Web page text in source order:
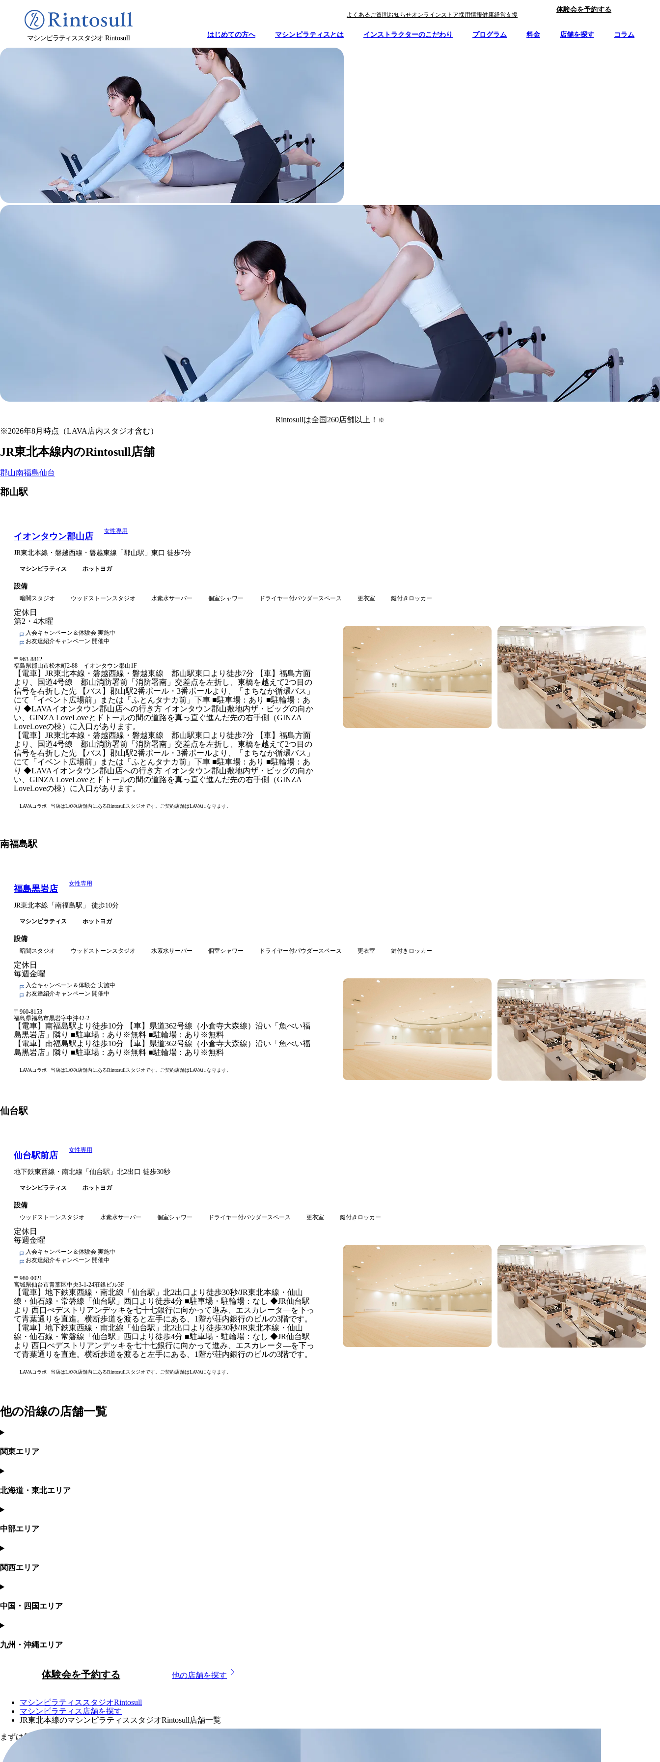
マシンピラティススタジオRintosull
よくあるご質問お知らせオンラインストア採用情報健康経営支援
体験会を予約する
はじめての方へ マシンピラティスとは インストラクターのこだわり プログラム 料金 店舗を探す コラム
マシンピラティス
Rintosull店舗一覧
Rintosullは全国260店舗以上！ ※
※2026年8月時点（LAVA店内スタジオ含む）
JR東北本線内のRintosull店舗
郡山南福島仙台
郡山駅
イオンタウン郡山店
女性専用
JR東北本線・磐越西線・磐越東線 「 郡山駅 」 東口 徒歩7分
マシンピラティス ホットヨガ
設備
暗闇スタジオ ウッドストーンスタジオ 水素水サーバー 個室シャワー ドライヤー付パウダースペース 更衣室 鍵付きロッカー
定休日
第2・4木曜
入会キャンペーン＆体験会 実施中
お友達紹介キャンペーン 開催中
〒 963-8812
福島県郡山市松木町2-88 イオンタウン郡山1F
【電車】JR東北本線・磐越西線・磐越東線 郡山駅東口より徒歩7分 【車】福島方面
より、国道4号線 郡山消防署前「消防署南」交差点を左折し、東橋を越えて2つ目の
信号を右折した先 【バス】郡山駅2番ポール・3番ポールより、「まちなか循環バス」
にて「イベント広場前」または「ふとんタナカ前」下車 ■駐車場：あり ■駐輪場：あ
り ◆LAVAイオンタウン郡山店への行き方 イオンタウン郡山敷地内ザ・ビッグの向か
い、GINZA LoveLoveとドトールの間の道路を真っ直ぐ進んだ先の右手側（GINZA
LoveLoveの棟）に入口があります。
【電車】JR東北本線・磐越西線・磐越東線 郡山駅東口より徒歩7分 【車】福島方面
より、国道4号線 郡山消防署前「消防署南」交差点を左折し、東橋を越えて2つ目の
信号を右折した先 【バス】郡山駅2番ポール・3番ポールより、「まちなか循環バス」
にて「イベント広場前」または「ふとんタナカ前」下車 ■駐車場：あり ■駐輪場：あ
り ◆LAVAイオンタウン郡山店への行き方 イオンタウン郡山敷地内ザ・ビッグの向か
い、GINZA LoveLoveとドトールの間の道路を真っ直ぐ進んだ先の右手側（GINZA
LoveLoveの棟）に入口があります。
LAVAコラボ 当店はLAVA店舗内にあるRintosullスタジオです。ご契約店舗はLAVAになります。
南福島駅
福島黒岩店
女性専用
JR東北本線 「南福島駅 」 徒歩10分
マシンピラティス ホットヨガ
設備
暗闇スタジオ ウッドストーンスタジオ 水素水サーバー 個室シャワー ドライヤー付パウダースペース 更衣室 鍵付きロッカー
定休日
毎週金曜
入会キャンペーン＆体験会 実施中
お友達紹介キャンペーン 開催中
〒 960-8153
福島県福島市黒岩字中沖42-2
【電車】南福島駅より徒歩10分 【車】県道362号線（小倉寺大森線）沿い「魚べい福
島黒岩店」隣り ■駐車場：あり※無料 ■駐輪場：あり※無料
【電車】南福島駅より徒歩10分 【車】県道362号線（小倉寺大森線）沿い「魚べい福
島黒岩店」隣り ■駐車場：あり※無料 ■駐輪場：あり※無料
LAVAコラボ 当店はLAVA店舗内にあるRintosullスタジオです。ご契約店舗はLAVAになります。
仙台駅
仙台駅前店
女性専用
地下鉄東西線・南北線 「 仙台駅 」 北2出口 徒歩30秒
マシンピラティス ホットヨガ
設備
ウッドストーンスタジオ 水素水サーバー 個室シャワー ドライヤー付パウダースペース 更衣室 鍵付きロッカー
定休日
毎週金曜
入会キャンペーン＆体験会 実施中
お友達紹介キャンペーン 開催中
〒 980-0021
宮城県仙台市青葉区中央3-1-24荘銀ビル3F
【電車】地下鉄東西線・南北線「仙台駅」北2出口より徒歩30秒/JR東北本線・仙山
線・仙石線・常磐線「仙台駅」西口より徒歩4分 ■駐車場・駐輪場：なし ◆JR仙台駅
より 西口ぺデストリアンデッキを七十七銀行に向かって進み、エスカレータ―を下っ
て青葉通りを直進。横断歩道を渡ると左手にある、1階が荘内銀行のビルの3階です。
【電車】地下鉄東西線・南北線「仙台駅」北2出口より徒歩30秒/JR東北本線・仙山
線・仙石線・常磐線「仙台駅」西口より徒歩4分 ■駐車場・駐輪場：なし ◆JR仙台駅
より 西口ぺデストリアンデッキを七十七銀行に向かって進み、エスカレータ―を下っ
て青葉通りを直進。横断歩道を渡ると左手にある、1階が荘内銀行のビルの3階です。
LAVAコラボ 当店はLAVA店舗内にあるRintosullスタジオです。ご契約店舗はLAVAになります。
他の沿線の店舗一覧
関東エリア
北海道・東北エリア
中部エリア
関西エリア
中国・四国エリア
九州・沖縄エリア
体験会を予約する 他の店舗を探す
マシンピラティススタジオRintosull
マシンピラティス店舗を探す
JR東北本線のマシンピラティススタジオRintosull店舗一覧
まずは気軽に体験会から